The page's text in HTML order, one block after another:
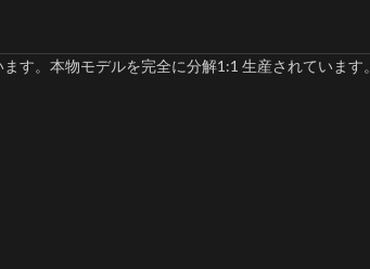
す。本物モデルを完全に分解1:1 生産されています。